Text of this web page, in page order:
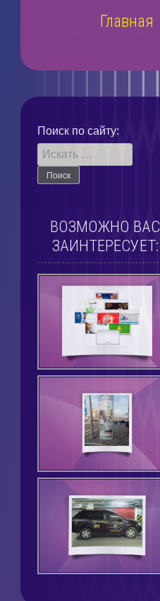
Главная
Поиск по сайту:
ВОЗМОЖНО ВАС
ЗАИНТЕРЕСУЕТ: